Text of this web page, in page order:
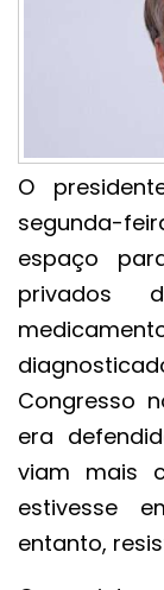
O
segunda-
espaço
privados
Congresso
era
viam mais
estivesse
entanto,